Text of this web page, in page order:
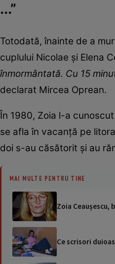
...”
Totodată, înainte de a
cuplului Nicolae și Elena
înmormântată. Cu 15
declarat Mircea Oprean.
În 1980, Zoia l-a
se afla în vacanță pe
doi s-au căsătorit și au
MAI MULTE PENTRU TINE
Zoia
Ce scrisori